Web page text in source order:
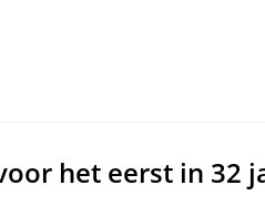
het eerst in 32